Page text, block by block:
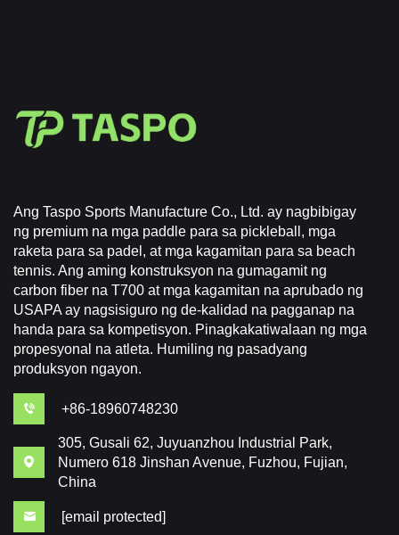
Ang Taspo Sports Manufacture Co., Ltd. ay nagbibigay
ng premium na mga paddle para sa pickleball, mga
raketa para sa padel, at mga kagamitan para sa beach
tennis. Ang aming konstruksyon na gumagamit ng
carbon fiber na T700 at mga kagamitan na aprubado ng
USAPA ay nagsisiguro ng de-kalidad na pagganap na
handa para sa kompetisyon. Pinagkakatiwalaan ng mga
propesyonal na atleta. Humiling ng pasadyang
produksyon ngayon.
+86-18960748230
305, Gusali 62, Juyuanzhou Industrial Park,
Numero 618 Jinshan Avenue, Fuzhou, Fujian,
China
[email protected]